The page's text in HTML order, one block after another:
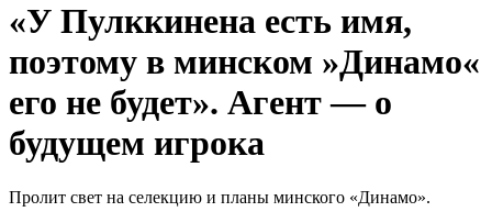
«У Пулккинена есть имя,
поэтому в минском »Динамо«
его не будет». Агент — о
будущем игрока
Пролит свет на селекцию и планы минского «Динамо».